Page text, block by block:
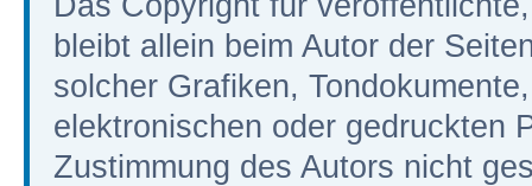
bleibt allein beim Autor der
solcher Grafiken,
elektronischen oder gedruckten
Zustimmung des Autors nicht